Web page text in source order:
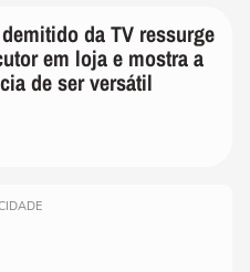
da TV ressurge
em loja e mostra a
de ser versátil